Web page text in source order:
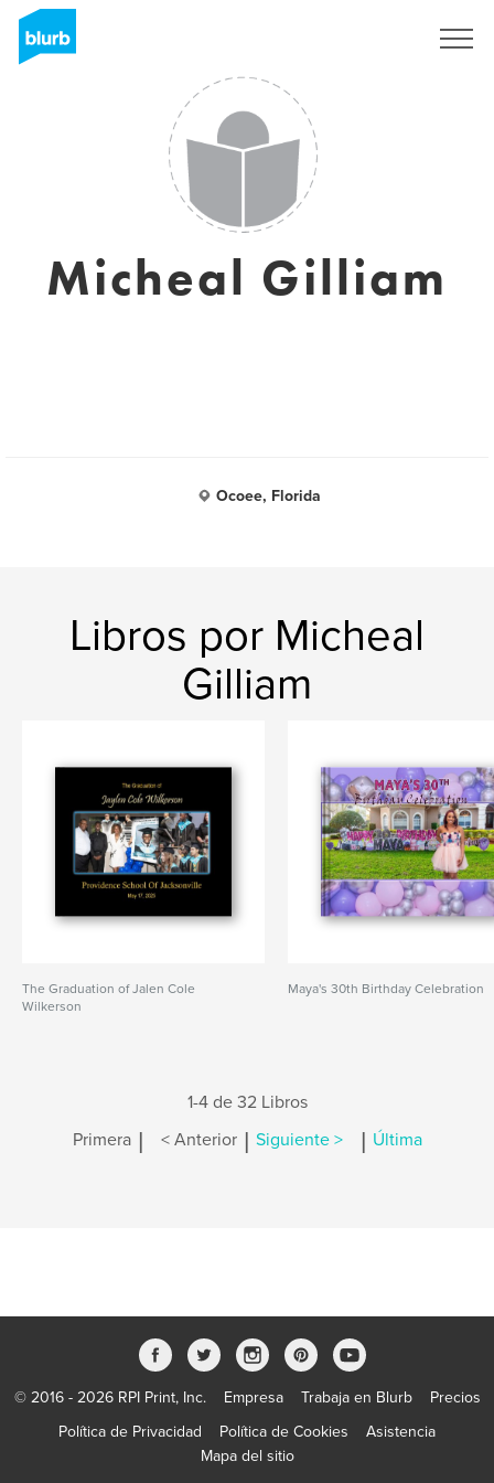
Micheal Gilliam
Ocoee, Florida
Libros por Micheal
Gilliam
The Graduation of Jalen Cole
Wilkerson
Maya's 30th Birthday Celebration
1-4 de 32 Libros
Primera | < Anterior | Siguiente > | Última
© 2016 - 2026 RPI Print, Inc. Empresa Trabaja en Blurb
Precios
Política de Privacidad
Política de Cookies
Asistencia
Mapa del sitio